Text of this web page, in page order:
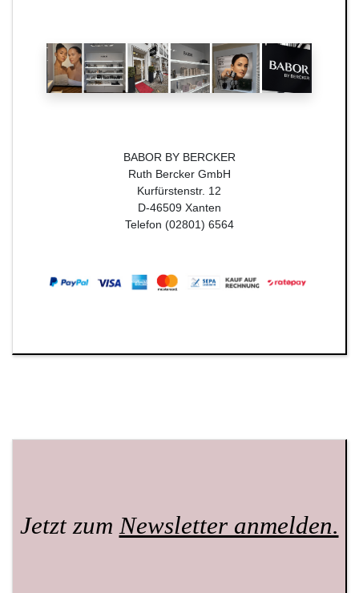
BABOR BY BERCKER
Ruth Bercker GmbH
Kurfürstenstr. 12
D-46509 Xanten
Telefon (02801) 6564
Jetzt zumNewsletter anmelden.